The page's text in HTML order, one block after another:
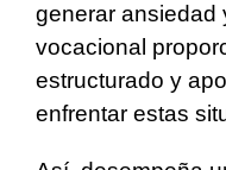
generar ansiedad
vocacional
estructurado y
enfrentar estas